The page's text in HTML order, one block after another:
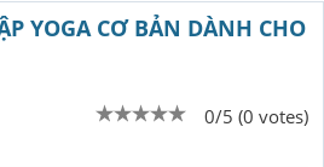
YOGA CƠ BẢN DÀNH CHO
0/5 (0 votes)